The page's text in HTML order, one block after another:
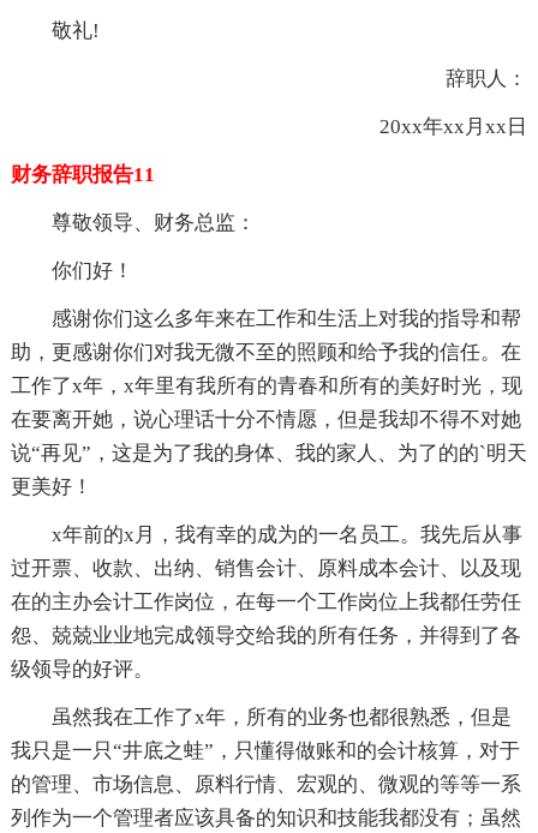
敬礼!
辞职人：
20xx年xx月xx日
财务辞职报告11
尊敬领导、财务总监：
你们好！
感谢你们这么多年来在工作和生活上对我的指导和帮
助，更感谢你们对我无微不至的照顾和给予我的信任。在
工作了x年，x年里有我所有的青春和所有的美好时光，现
在要离开她，说心理话十分不情愿，但是我却不得不对她
说“再见”，这是为了我的身体、我的家人、为了的的`明天
更美好！
x年前的x月，我有幸的成为的一名员工。我先后从事
过开票、收款、出纳、销售会计、原料成本会计、以及现
在的主办会计工作岗位，在每一个工作岗位上我都任劳任
怨、兢兢业业地完成领导交给我的所有任务，并得到了各
级领导的好评。
虽然我在工作了x年，所有的业务也都很熟悉，但是
我只是一只“井底之蛙”，只懂得做账和的会计核算，对于
的管理、市场信息、原料行情、宏观的、微观的等等一系
列作为一个管理者应该具备的知识和技能我都没有；虽然